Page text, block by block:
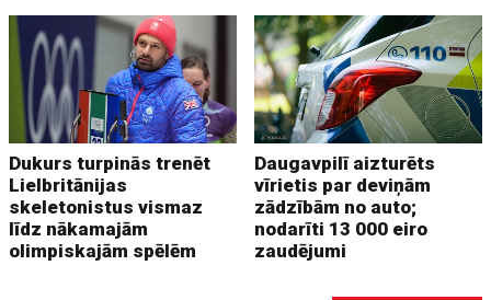
Dukurs turpinās trenēt
Lielbritānijas
skeletonistus vismaz
līdz nākamajām
olimpiskajām spēlēm
Daugavpilī aizturēts
vīrietis par deviņām
zādzībām no auto;
nodarīti 13 000 eiro
zaudējumi